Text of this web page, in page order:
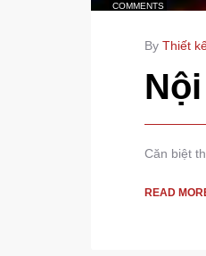
COMMENTS
By Thiết
Căn biệt
READ